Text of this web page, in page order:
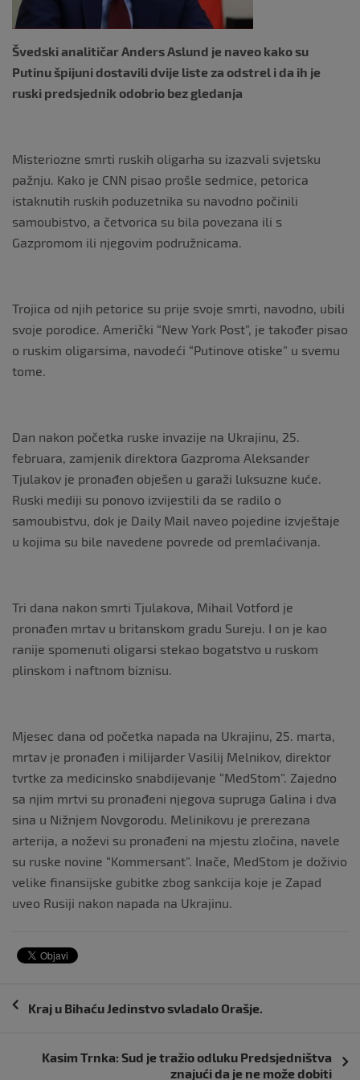
Švedski analitičar Anders Aslund je naveo kako su
Putinu špijuni dostavili dvije liste za odstrel i da ih je
ruski predsjednik odobrio bez gledanja
Misteriozne smrti ruskih oligarha su izazvali svjetsku
pažnju. Kako je CNN pisao prošle sedmice, petorica
istaknutih ruskih poduzetnika su navodno počinili
samoubistvo, a četvorica su bila povezana ili s
Gazpromom ili njegovim podružnicama.
Trojica od njih petorice su prije svoje smrti, navodno, ubili
svoje porodice. Američki “New York Post”, je također pisao
o ruskim oligarsima, navodeći “Putinove otiske” u svemu
tome.
Dan nakon početka ruske invazije na Ukrajinu, 25.
februara, zamjenik direktora Gazproma Aleksander
Tjulakov je pronađen obješen u garaži luksuzne kuće.
Ruski mediji su ponovo izvijestili da se radilo o
samoubistvu, dok je Daily Mail naveo pojedine izvještaje
u kojima su bile navedene povrede od premlaćivanja.
Tri dana nakon smrti Tjulakova, Mihail Votford je
pronađen mrtav u britanskom gradu Sureju. I on je kao
ranije spomenuti oligarsi stekao bogatstvo u ruskom
plinskom i naftnom biznisu.
Mjesec dana od početka napada na Ukrajinu, 25. marta,
mrtav je pronađen i milijarder Vasilij Melnikov, direktor
tvrtke za medicinsko snabdijevanje “MedStom”. Zajedno
sa njim mrtvi su pronađeni njegova supruga Galina i dva
sina u Nižnjem Novgorodu. Melinikovu je prerezana
arterija, a noževi su pronađeni na mjestu zločina, navele
su ruske novine “Kommersant”. Inače, MedStom je doživio
velike finansijske gubitke zbog sankcija koje je Zapad
uveo Rusiji nakon napada na Ukrajinu.
Navigacija
objava
Kraj u Bihaću Jedinstvo svladalo Orašje.
Kasim Trnka: Sud je tražio odluku Predsjedništva
znajući da je ne može dobiti